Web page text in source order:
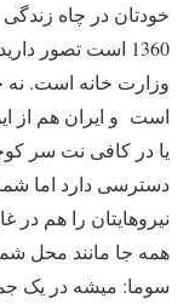
خودتان در چاه زندگی
1360 است تصور
وزارت خانه است. نه
است و ایران هم از
یا در کافی نت سر
دسترسی دارد اما
نیروهایتان را هم در
همه جا مانند محل
سوما: میشه در یک